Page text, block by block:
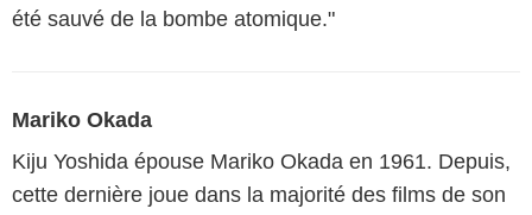
été sauvé de la bombe atomique."
Mariko Okada
Kiju Yoshida épouse Mariko Okada en 1961. Depuis,
cette dernière joue dans la majorité des films de son